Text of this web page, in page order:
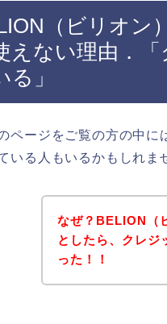
（ビリオン
えない理由．
る」
ページをご覧の方の中
いる人もいるかもしれま
なぜ？BELION（
としたら、クレジ
った！！